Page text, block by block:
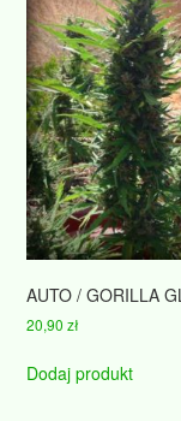
AUTO / GORILLA
20,90zł
Dodaj produkt